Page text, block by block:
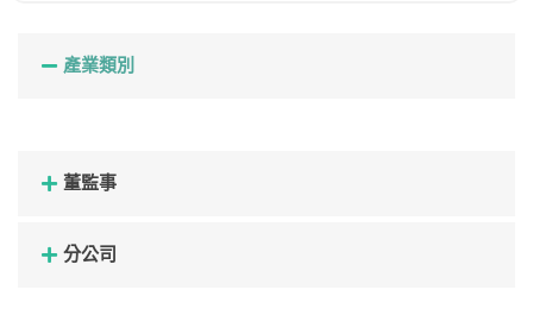
產業類別
董監事
分公司